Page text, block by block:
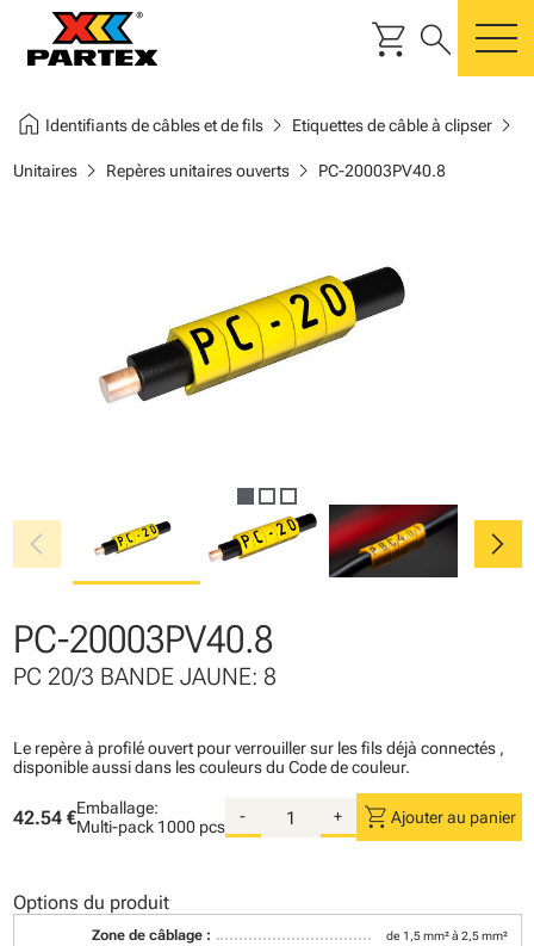
shopping_cart search
home Identifiants de câbles et de filschevron_right Etiquettes de câble à clipserchevron_right
Unitaireschevron_right Repères unitaires ouvertschevron_right PC-20003PV40.8
chevron_left chevron_right
PC-20003PV40.8
PC 20/3 BANDE JAUNE: 8
Le repère à profilé ouvert pour verrouiller sur les fils déjà connectés ,
disponible aussi dans les couleurs du Code de couleur.
42.54 €Emballage:
Multi-pack 1000 pcs
- + shopping_cart Ajouter au panier
Options du produit
Zone de câblage : de 1,5 mm² à 2,5 mm²